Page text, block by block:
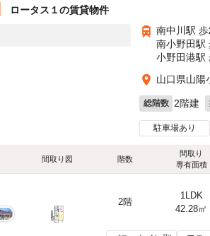
ロータス１の賃貸物件
南中川駅 歩
南小野田駅
小野田港駅
山口県山陽
総階数 2階建
駐車場あり
間取り図 階数
間取り
専有面積
2階
1LDK
42.28㎡